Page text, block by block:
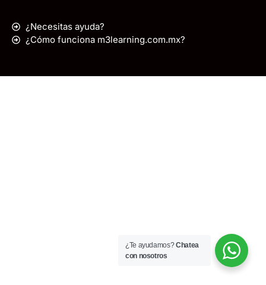
¿Necesitas ayuda?
¿Cómo funciona m3learning.com.mx?
¿Te ayudamos?Chatea
con nosotros